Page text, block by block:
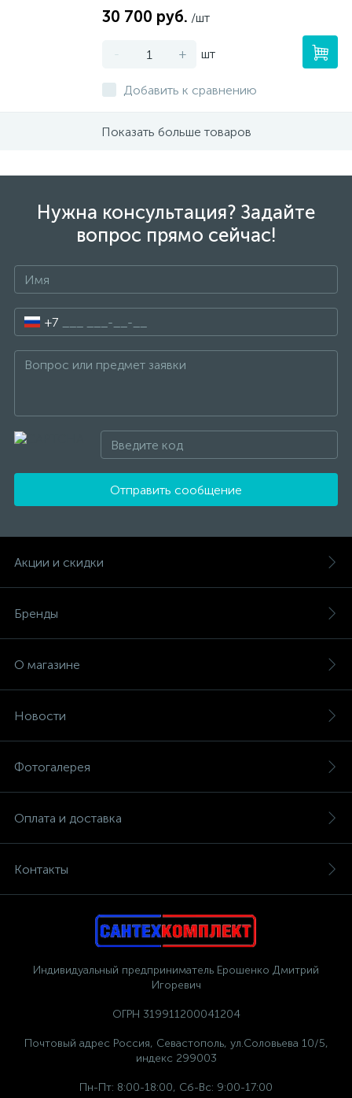
30 700 руб. /шт
- + шт
Добавить к сравнению
Показать больше товаров
Нужна консультация? Задайте
вопрос прямо сейчас!
+7
Отправить сообщение
Акции и скидки
Бренды
О магазине
Новости
Фотогалерея
Оплата и доставка
Контакты
Индивидуальный предприниматель Ерошенко Дмитрий
Игоревич
ОГРН 319911200041204
Почтовый адрес Россия, Севастополь, ул.Соловьева 10/5,
индекс 299003
Пн-Пт: 8:00-18:00, Сб-Вс: 9:00-17:00